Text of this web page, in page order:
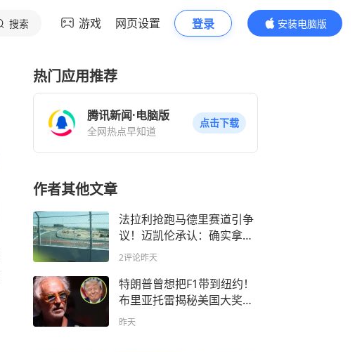
搜索 游戏 网页设置 登录
安装电脑版
内容更精彩
热门应用推荐
腾讯新闻·电脑版
全网热点早知道
点击下载
作者其他文章
法拉利抢跑马德里赛道引争
议！迈凯伦承认：确实拿到
了一点优势
2评论昨天
特朗普曾想把F1带到纽约！
布里亚托雷揭秘美国大奖赛
夭折内幕
昨天